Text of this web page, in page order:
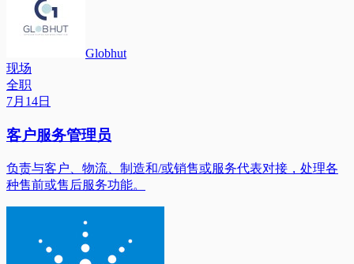
Globhut
现场
全职
7月14日
客户服务管理员
负责与客户、物流、制造和/或销售或服务代表对接，处理各
种售前或售后服务功能。